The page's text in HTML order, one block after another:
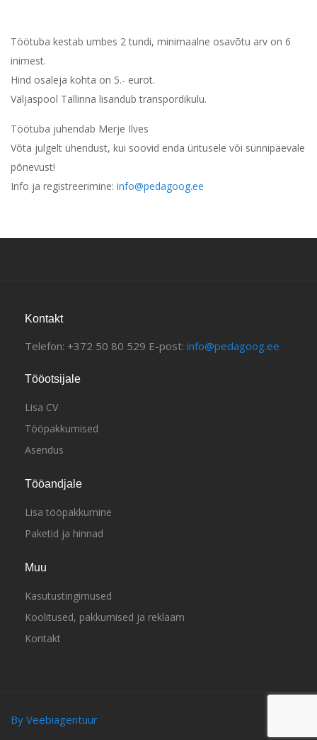
Töötuba kestab umbes 2 tundi, minimaalne osavõtu arv on 6
inimest.
Hind osaleja kohta on 5.- eurot.
Väljaspool Tallinna lisandub transpordikulu.
Töötuba juhendab Merje Ilves
Võta julgelt ühendust, kui soovid enda üritusele või sünnipäevale
põnevust!
Info ja registreerimine: info@pedagoog.ee
Kontakt
Telefon: +372 50 80 529 E-post: info@pedagoog.ee
Tööotsijale
Lisa CV
Tööpakkumised
Asendus
Tööandjale
Lisa tööpakkumine
Paketid ja hinnad
Muu
Kasutustingimused
Koolitused, pakkumised ja reklaam
Kontakt
By Veebiagentuur